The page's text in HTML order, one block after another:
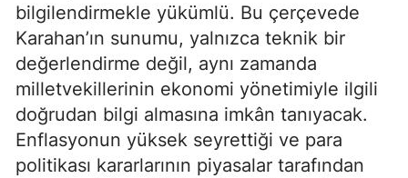
bilgilendirmekle yükümlü. Bu çerçevede
Karahan’ın sunumu, yalnızca teknik bir
değerlendirme değil, aynı zamanda
milletvekillerinin ekonomi yönetimiyle ilgili
doğrudan bilgi almasına imkân tanıyacak.
Enflasyonun yüksek seyrettiği ve para
politikası kararlarının piyasalar tarafından